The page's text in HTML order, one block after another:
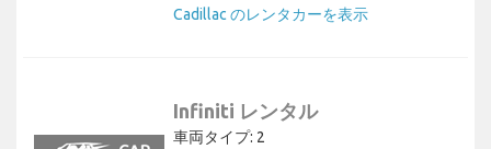
Cadillac のレンタカーを表示
Infiniti レンタル
車両タイプ: 2